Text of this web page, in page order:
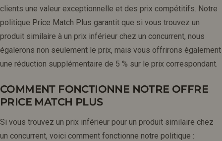
clients une valeur exceptionnelle et des prix compétitifs. Notre
politique Price Match Plus garantit que si vous trouvez un
produit similaire à un prix inférieur chez un concurrent, nous
égalerons non seulement le prix, mais vous offrirons également
une réduction supplémentaire de 5 % sur le prix correspondant.
COMMENT FONCTIONNE NOTRE OFFRE
PRICE MATCH PLUS
Si vous trouvez un prix inférieur pour un produit similaire chez
un concurrent, voici comment fonctionne notre politique :